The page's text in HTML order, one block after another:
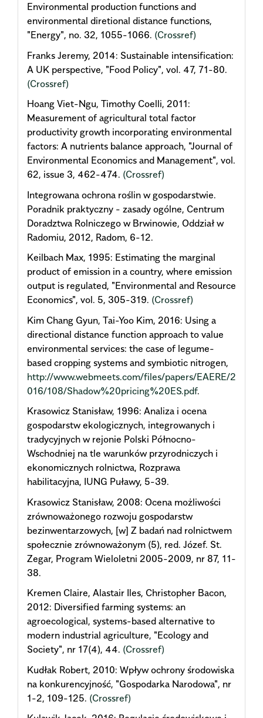
Environmental production functions and
environmental diretional distance functions,
"Energy", no. 32, 1055-1066. (Crossref)
Franks Jeremy, 2014: Sustainable intensification:
A UK perspective, "Food Policy", vol. 47, 71-80.
(Crossref)
Hoang Viet-Ngu, Timothy Coelli, 2011:
Measurement of agricultural total factor
productivity growth incorporating environmental
factors: A nutrients balance approach, "Journal of
Environmental Economics and Management", vol.
62, issue 3, 462-474. (Crossref)
Integrowana ochrona roślin w gospodarstwie.
Poradnik praktyczny - zasady ogólne, Centrum
Doradztwa Rolniczego w Brwinowie, Oddział w
Radomiu, 2012, Radom, 6-12.
Keilbach Max, 1995: Estimating the marginal
product of emission in a country, where emission
output is regulated, "Environmental and Resource
Economics", vol. 5, 305-319. (Crossref)
Kim Chang Gyun, Tai-Yoo Kim, 2016: Using a
directional distance function approach to value
environmental services: the case of legume-
based cropping systems and symbiotic nitrogen,
http://www.webmeets.com/files/papers/EAERE/2
016/108/Shadow%20pricing%20ES.pdf.
Krasowicz Stanisław, 1996: Analiza i ocena
gospodarstw ekologicznych, integrowanych i
tradycyjnych w rejonie Polski Północno-
Wschodniej na tle warunków przyrodniczych i
ekonomicznych rolnictwa, Rozprawa
habilitacyjna, IUNG Puławy, 5-39.
Krasowicz Stanisław, 2008: Ocena możliwości
zrównoważonego rozwoju gospodarstw
bezinwentarzowych, [w] Z badań nad rolnictwem
społecznie zrównoważonym (5), red. Józef. St.
Zegar, Program Wieloletni 2005-2009, nr 87, 11-
38.
Kremen Claire, Alastair Iles, Christopher Bacon,
2012: Diversified farming systems: an
agroecological, systems-based alternative to
modern industrial agriculture, "Ecology and
Society", nr 17(4), 44. (Crossref)
Kudłak Robert, 2010: Wpływ ochrony środowiska
na konkurencyjność, "Gospodarka Narodowa", nr
1-2, 109-125. (Crossref)